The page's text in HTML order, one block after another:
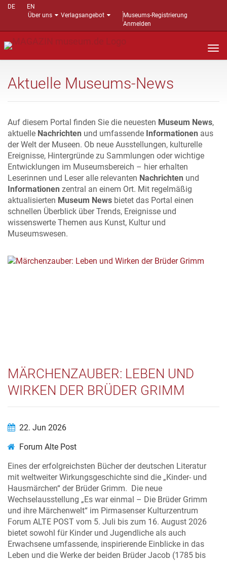
DE
EN
Über uns
Verlagsangebot
Museums-Registrierung
Anmelden
Aktuelle Museums-News
Auf diesem Portal finden Sie die neuesten Museum News,
aktuelle Nachrichten und umfassende Informationen aus
der Welt der Museen. Ob neue Ausstellungen, kulturelle
Ereignisse, Hintergründe zu Sammlungen oder wichtige
Entwicklungen im Museumsbereich – hier erhalten
Leserinnen und Leser alle relevanten Nachrichten und
Informationen zentral an einem Ort. Mit regelmäßig
aktualisierten Museum News bietet das Portal einen
schnellen Überblick über Trends, Ereignisse und
wissenswerte Themen aus Kunst, Kultur und
Museumswesen.
MÄRCHENZAUBER: LEBEN UND
WIRKEN DER BRÜDER GRIMM
22. Jun 2026
Forum Alte Post
Eines der erfolgreichsten Bücher der deutschen Literatur
mit weltweiter Wirkungsgeschichte sind die „Kinder- und
Hausmärchen“ der Brüder Grimm. Die neue
Wechselausstellung „Es war einmal – Die Brüder Grimm
und ihre Märchenwelt“ im Pirmasenser Kulturzentrum
Forum ALTE POST vom 5. Juli bis zum 16. August 2026
bietet sowohl für Kinder und Jugendliche als auch
Erwachsene umfassende, inspirierende Einblicke in das
Leben und die Werke der beiden Brüder Jacob (1785 bis